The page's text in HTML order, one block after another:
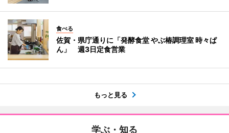
食べる
佐賀・県庁通りに「発酵食堂 やぶ椿調理室 時々ぱ
ん」 週3日定食営業
もっと見る
学ぶ・知る